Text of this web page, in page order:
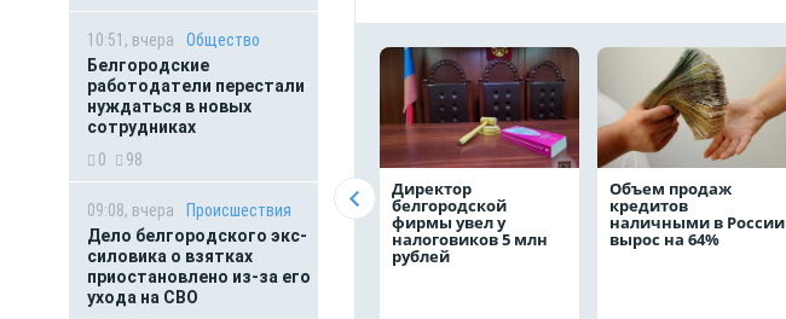
10:51, вчера
Общество
Белгородские
работодатели перестали
нуждаться в новых
сотрудниках
0
98
09:08, вчера
Происшествия
Дело белгородского экс-
силовика о взятках
приостановлено из-за его
ухода на СВО
Директор
белгородской
фирмы увел у
налоговиков 5 млн
рублей
Объем продаж
кредитов
наличными в России
вырос на 64%